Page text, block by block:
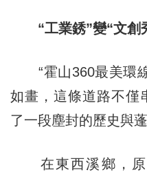
“工業銹”變“文創
“霍山360最美環線
如畫，這條道路不僅
了一段塵封的歷史與蓬
在東西溪鄉，原